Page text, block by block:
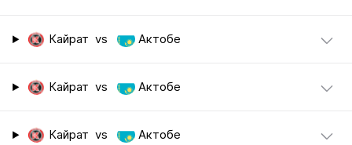
Кайрат vs Актобе
Кайрат vs Актобе
Кайрат vs Актобе